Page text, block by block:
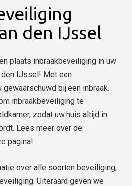
den IJssel
plaats inbraakbeveiliging in uw
den IJssel! Met een
bij een inbraak.
inbraakbeveiliging te
zodat uw huis altijd in
Lees meer over de
pagina!
over alle soorten beveiliging,
Uiteraard geven we